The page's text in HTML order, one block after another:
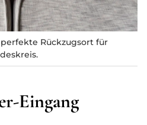
Rückzugsort für
Eingang